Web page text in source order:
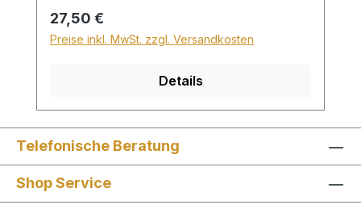
Sperrgutzuschlag 30€.
Regulärer Preis:
27,50 €
Preise inkl. MwSt. zzgl. Versandkosten
Details
Telefonische Beratung
Shop Service